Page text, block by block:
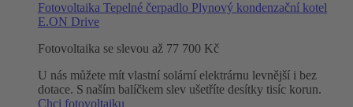
Fotovoltaika Tepelné čerpadlo Plynový kondenzační kotel
E.ON Drive
Fotovoltaika se slevou až 77 700 Kč
U nás můžete mít vlastní solární elektrárnu levnější i bez
dotace. S naším balíčkem slev ušetříte desítky tisíc korun.
Chci fotovoltaiku